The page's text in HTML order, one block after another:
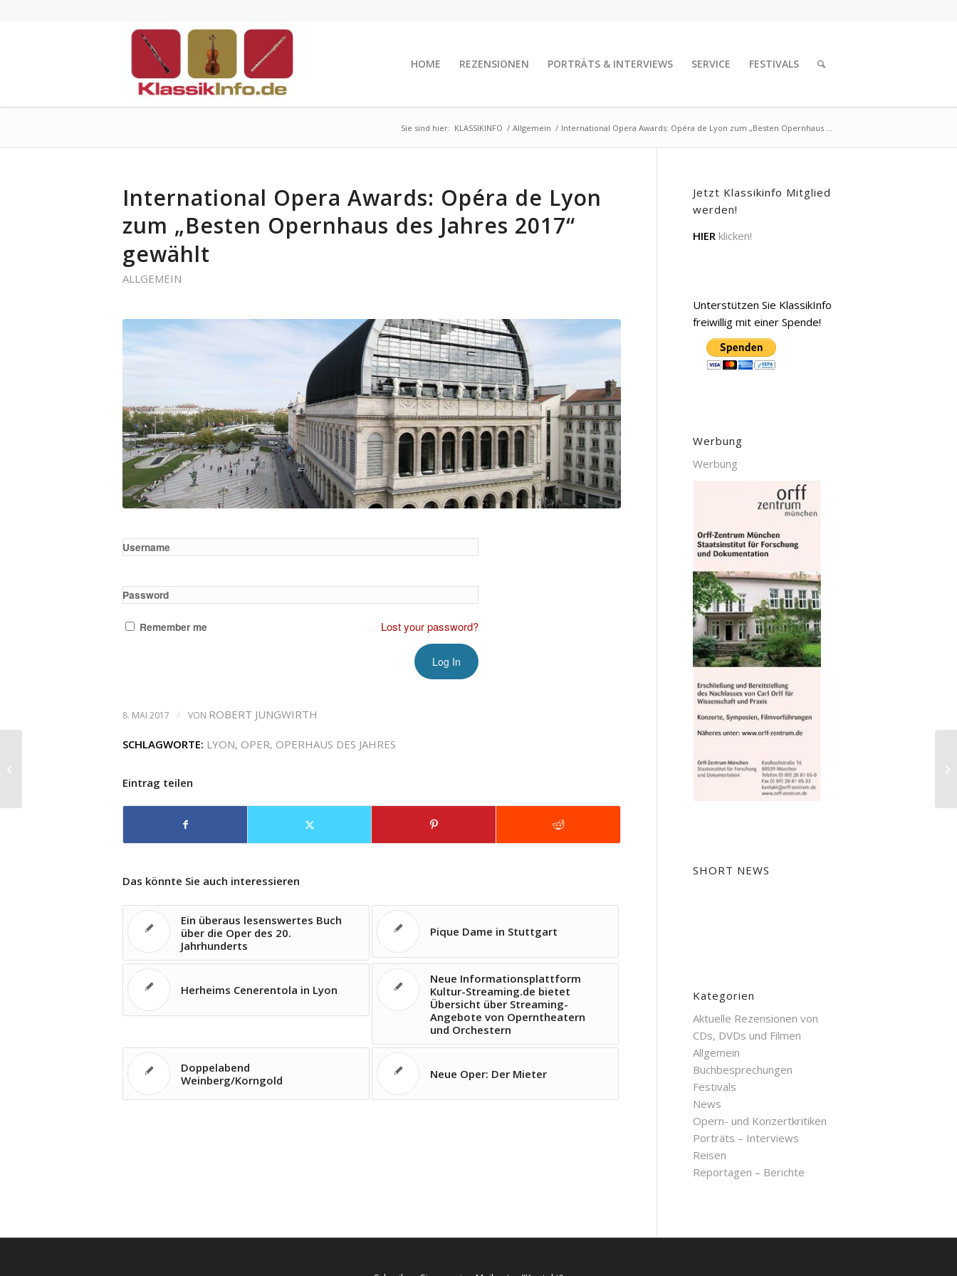
HOME REZENSIONEN PORTRÄTS & INTERVIEWS SERVICE FESTIVALS
Sie sind hier: KLASSIKINFO / Allgemein / International Opera Awards: Opéra de Lyon zum „Besten Opernhaus ...
International Opera Awards: Opéra de Lyon
zum „Besten Opernhaus des Jahres 2017“
gewählt
ALLGEMEIN
Username
Password
Remember me Lost your password?
8. MAI 2017 / VON ROBERT JUNGWIRTH
SCHLAGWORTE: LYON, OPER, OPERHAUS DES JAHRES
Eintrag teilen
Das könnte Sie auch interessieren
Ein überaus lesenswertes Buch
über die Oper des 20.
Jahrhunderts
Pique Dame in Stuttgart
Herheims Cenerentola in Lyon
Neue Informationsplattform
Kultur-Streaming.de bietet
Übersicht über Streaming-
Angebote von Operntheatern
und Orchestern
Doppelabend
Weinberg/Korngold
Neue Oper: Der Mieter
Jetzt Klassikinfo Mitglied
werden!
HIER klicken!
Unterstützen Sie KlassikInfo
freiwillig mit einer Spende!
Werbung
Werbung
SHORT NEWS
Kategorien
Aktuelle Rezensionen von
CDs, DVDs und Filmen
Allgemein
Buchbesprechungen
Festivals
News
Opern- und Konzertkritiken
Porträts – Interviews
Reisen
Reportagen – Berichte